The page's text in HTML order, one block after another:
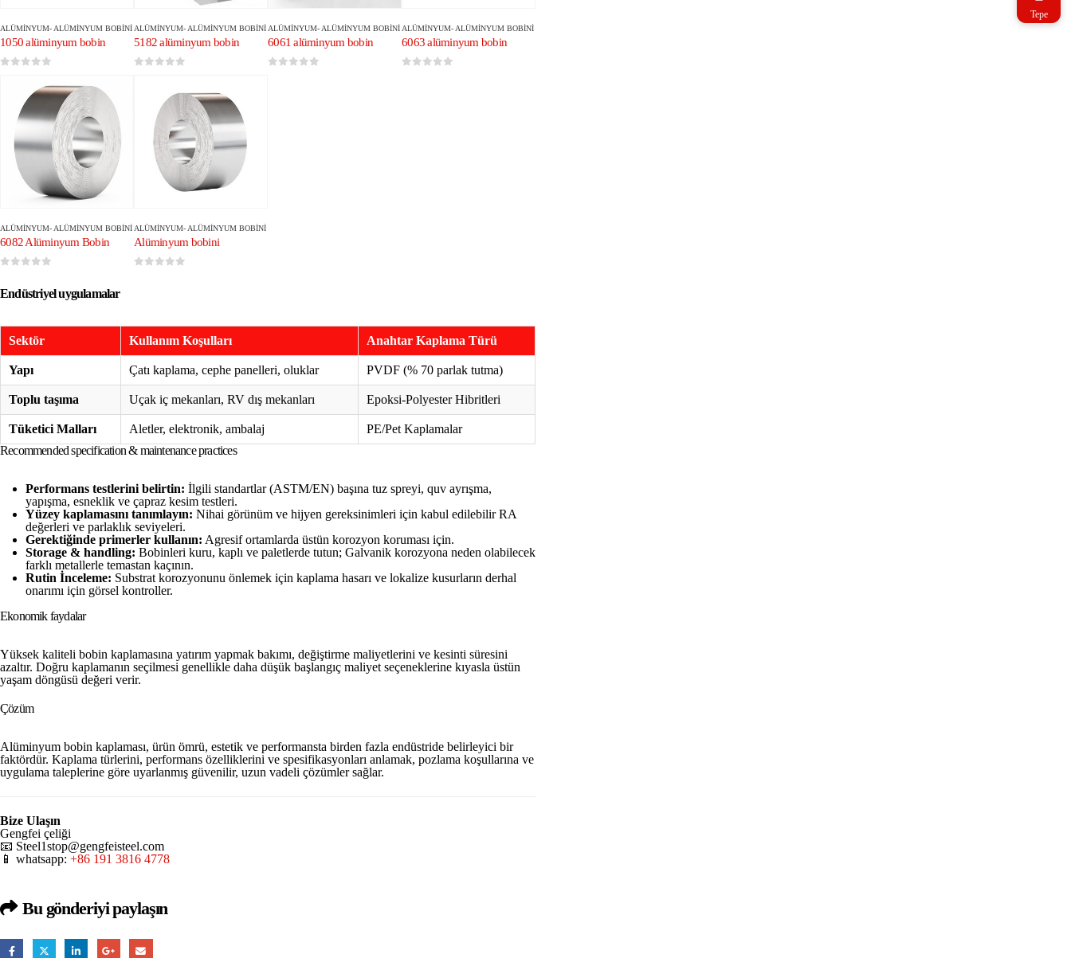
ALÜMINYUM- ALÜMINYUM BOBINI
1050 alüminyum bobin
ALÜMINYUM- ALÜMINYUM BOBINI
5182 alüminyum bobin
ALÜMINYUM- ALÜMINYUM BOBINI
6061 alüminyum bobin
ALÜMINYUM- ALÜMINYUM BOBINI
6063 alüminyum bobin
ALÜMINYUM- ALÜMINYUM BOBINI
6082 Alüminyum Bobin
ALÜMINYUM- ALÜMINYUM BOBINI
Alüminyum bobini
Endüstriyel uygulamalar
Sektör Kullanım Koşulları Anahtar Kaplama Türü
Yapı Çatı kaplama, cephe panelleri, oluklar PVDF (% 70 parlak tutma)
Toplu taşıma Uçak iç mekanları, RV dış mekanları Epoksi-Polyester Hibritleri
Tüketici Malları Aletler, elektronik, ambalaj
PE/Pet Kaplamalar
Recommended specification & maintenance practices
Performans testlerini belirtin: İlgili standartlar (ASTM/EN) başına tuz spreyi, quv ayrışma,
yapışma, esneklik ve çapraz kesim testleri.
Yüzey kaplamasını tanımlayın: Nihai görünüm ve hijyen gereksinimleri için kabul edilebilir RA
değerleri ve parlaklık seviyeleri.
Gerektiğinde primerler kullanın: Agresif ortamlarda üstün korozyon koruması için.
Storage & handling: Bobinleri kuru, kaplı ve paletlerde tutun; Galvanik korozyona neden olabilecek
farklı metallerle temastan kaçının.
Rutin İnceleme: Substrat korozyonunu önlemek için kaplama hasarı ve lokalize kusurların derhal
onarımı için görsel kontroller.
Ekonomik faydalar
Yüksek kaliteli bobin kaplamasına yatırım yapmak bakımı, değiştirme maliyetlerini ve kesinti süresini
azaltır. Doğru kaplamanın seçilmesi genellikle daha düşük başlangıç maliyet seçeneklerine kıyasla üstün
yaşam döngüsü değeri verir.
Çözüm
Alüminyum bobin kaplaması, ürün ömrü, estetik ve performansta birden fazla endüstride belirleyici bir
faktördür. Kaplama türlerini, performans özelliklerini ve spesifikasyonları anlamak, pozlama koşullarına ve
uygulama taleplerine göre uyarlanmış güvenilir, uzun vadeli çözümler sağlar.
Bize Ulaşın
Gengfei çeliği
📧 Steel1stop@gengfeisteel.com
📱 whatsapp: +86 191 3816 4778
Bu gönderiyi paylaşın
Tepe